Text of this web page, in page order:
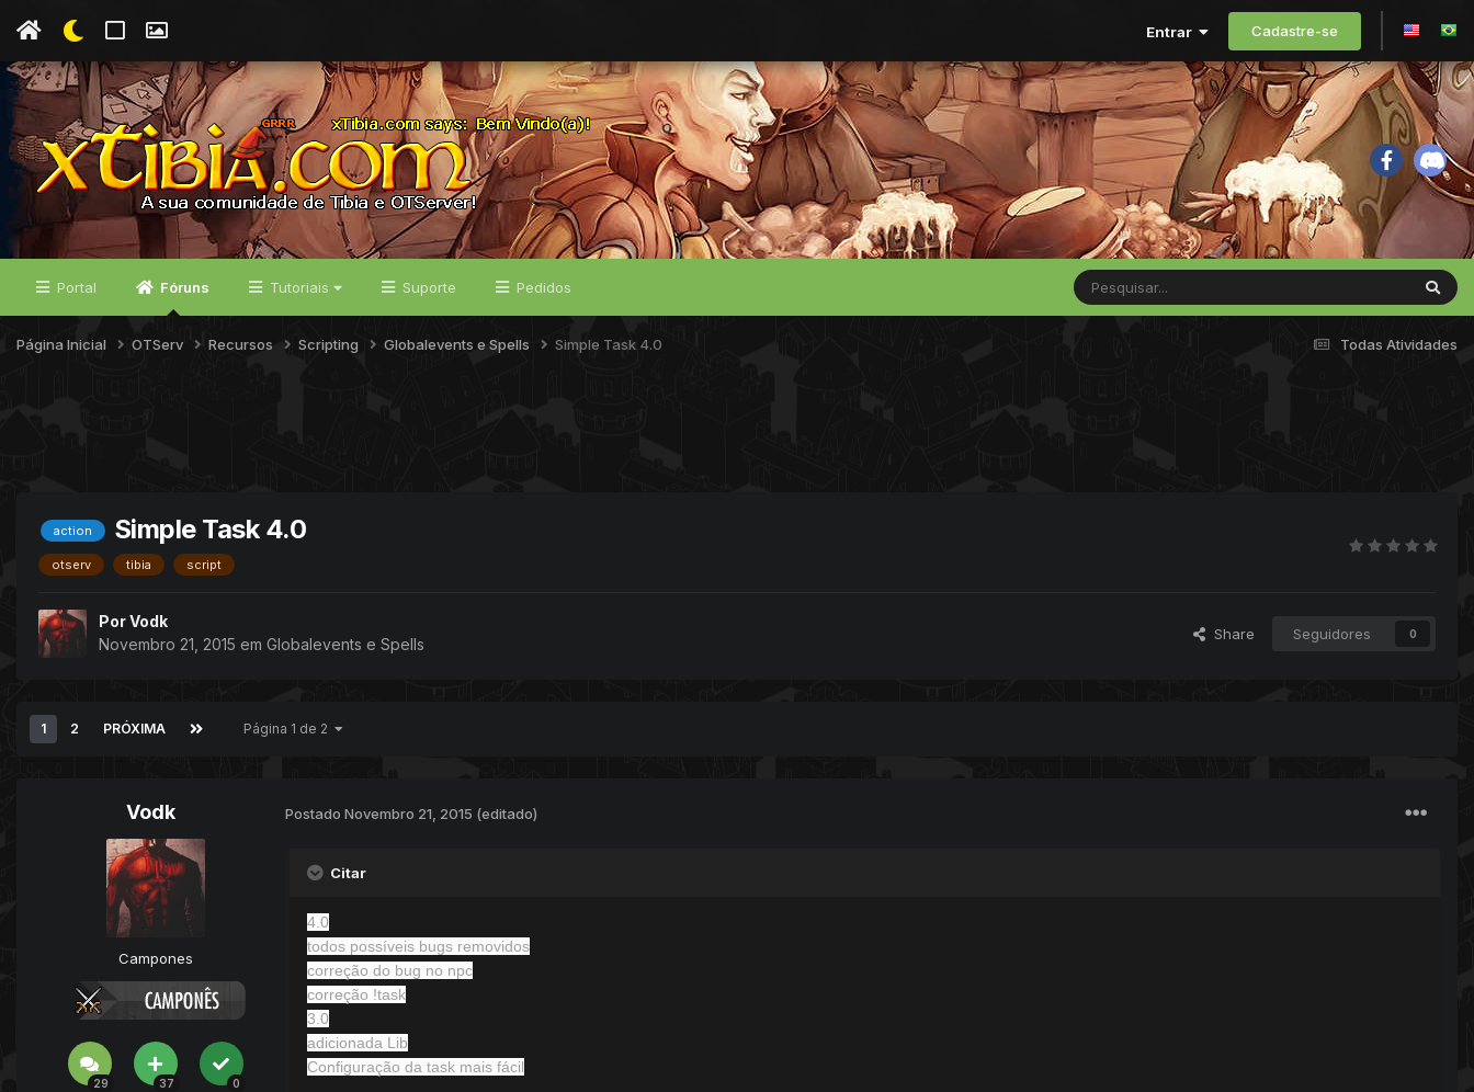
Entrar Cadastre-se
Portal Fóruns Tutoriais Suporte Pedidos
Todas Atividades
Página Inicial OTServ Recursos Scripting Globalevents e Spells Simple Task 4.0
action Simple Task 4.0
otserv tibia script
PorVodk
Novembro 21, 2015 em Globalevents e Spells
Share Seguidores 0
1 2 PRÓXIMA Página 1 de 2
Vodk
Campones
29 37 0
Postado Novembro 21, 2015 (editado)
Citar
4.0
todos possíveis bugs removidos
correção do bug no npc
correção !task
3.0
adicionada Lib
Configuração da task mais fácil